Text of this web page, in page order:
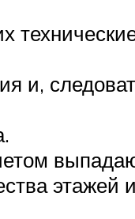
и,
этажей